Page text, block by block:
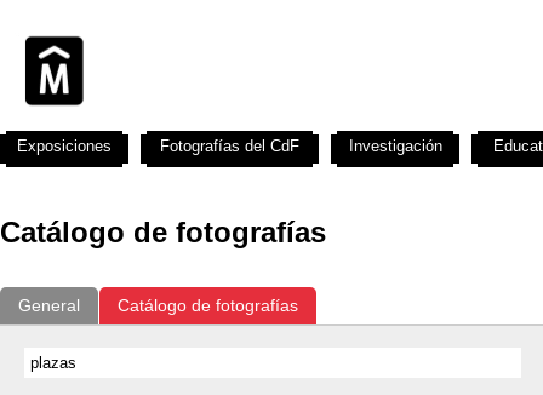
Catálogo de fotografías
General Catálogo de fotografías
Exposiciones Fotografías del CdF Investigación